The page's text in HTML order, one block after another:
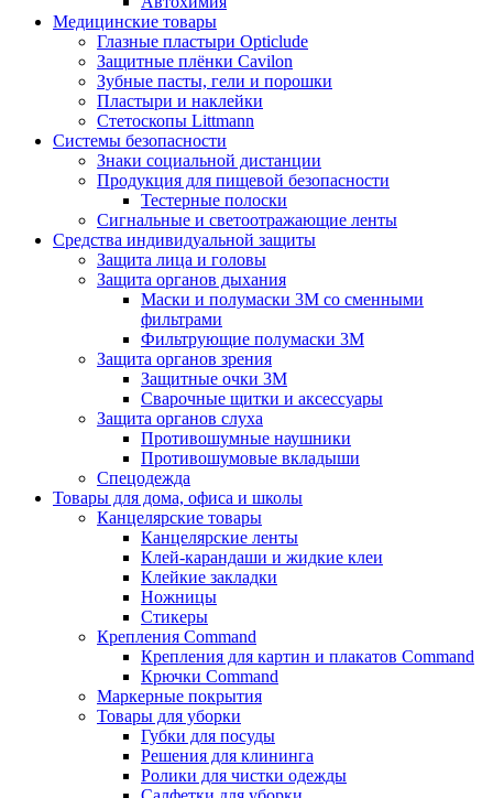
Медицинские товары
Глазные пластыри Opticlude
Защитные плёнки Cavilon
Зубные пасты, гели и порошки
Пластыри и наклейки
Стетоскопы Littmann
Системы безопасности
Знаки социальной дистанции
Продукция для пищевой безопасности
Тестерные полоски
Сигнальные и светоотражающие ленты
Средства индивидуальной защиты
Защита лица и головы
Защита органов дыхания
Маски и полумаски 3М со сменными
фильтрами
Фильтрующие полумаски 3М
Защита органов зрения
Защитные очки 3М
Сварочные щитки и аксессуары
Защита органов слуха
Противошумные наушники
Противошумовые вкладыши
Спецодежда
Товары для дома, офиса и школы
Канцелярские товары
Канцелярские ленты
Клей-карандаши и жидкие клеи
Клейкие закладки
Ножницы
Стикеры
Крепления Command
Крепления для картин и плакатов Command
Крючки Command
Маркерные покрытия
Товары для уборки
Губки для посуды
Решения для клининга
Ролики для чистки одежды